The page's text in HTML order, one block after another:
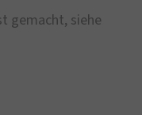
gemacht, siehe